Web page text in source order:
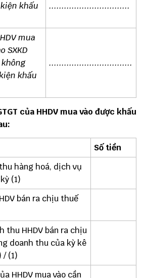
khấu
................................
mua
SXKD
không
khấu
.................................
của HHDV mua vào được khấu
Số tiền
hàng hoá, dịch vụ
(1)
bán ra chịu thuế
thu HHDV bán ra chịu
doanh thu của kỳ kê
/ (1)
HHDV mua vào cần